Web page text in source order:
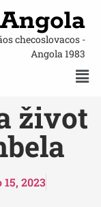
checoslovacos -
Angola 1983
život
2023